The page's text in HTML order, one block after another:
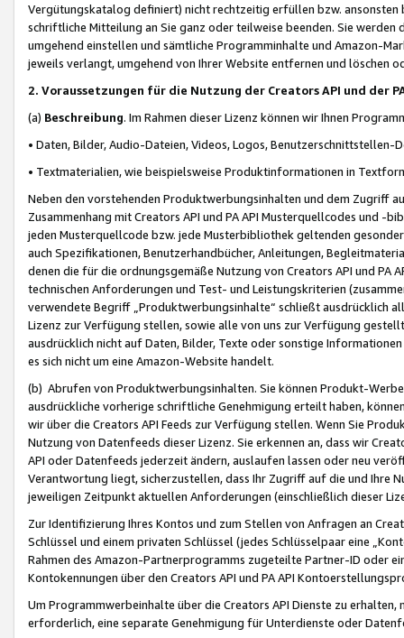
Vergütungskatalog definiert) nicht rechtzeitig erfüllen bzw. ansonsten
schriftliche Mitteilung an Sie ganz oder teilweise beenden. Sie werden
umgehend einstellen und sämtliche Programminhalte und Amazon-
jeweils verlangt, umgehend von Ihrer Website entfernen und löschen
2. Voraussetzungen für die Nutzung der Creators API und der
(a) Beschreibung. Im Rahmen dieser Lizenz können wir Ihnen
• Daten, Bilder, Audio-Dateien, Videos, Logos, Benutzerschnittstellen-
• Textmaterialien, wie beispielsweise Produktinformationen in
Neben den vorstehenden Produktwerbungsinhalten und dem Zugriff
Zusammenhang mit Creators API und PA API Musterquellcodes und
jeden Musterquellcode bzw. jede Musterbibliothek geltenden
auch Spezifikationen, Benutzerhandbücher, Anleitungen,
denen die für die ordnungsgemäße Nutzung von Creators API und PA
technischen Anforderungen und Test- und Leistungskriterien
verwendete Begriff „Produktwerbungsinhalte“ schließt ausdrücklich
Lizenz zur Verfügung stellen, sowie alle von uns zur Verfügung
ausdrücklich nicht auf Daten, Bilder, Texte oder sonstige
es sich nicht um eine Amazon-Website handelt.
(b) Abrufen von Produktwerbungsinhalten. Sie können Produkt-
ausdrückliche vorherige schriftliche Genehmigung erteilt haben,
wir über die Creators API Feeds zur Verfügung stellen. Wenn Sie
Nutzung von Datenfeeds dieser Lizenz. Sie erkennen an, dass wir
API oder Datenfeeds jederzeit ändern, auslaufen lassen oder neu
Verantwortung liegt, sicherzustellen, dass Ihr Zugriff auf die und Ihre
jeweiligen Zeitpunkt aktuellen Anforderungen (einschließlich dieser
Zur Identifizierung Ihres Kontos und zum Stellen von Anfragen an
Schlüssel und einem privaten Schlüssel (jedes Schlüsselpaar eine
Rahmen des Amazon-Partnerprogramms zugeteilte Partner-ID oder
Kontokennungen über den Creators API und PA API
Um Programmwerbeinhalte über die Creators API Dienste zu
erforderlich, eine separate Genehmigung für Unterdienste oder